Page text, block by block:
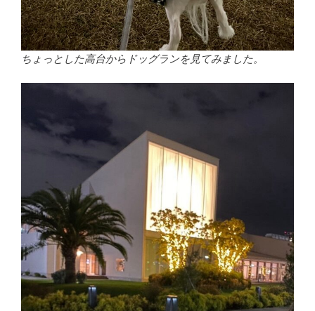
ちょっとした高台からドッグランを見てみました。